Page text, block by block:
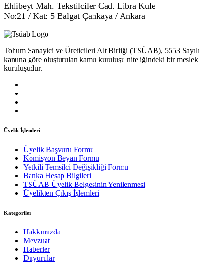
Ehlibeyt Mah. Tekstilciler Cad. Libra Kule
No:21 / Kat: 5 Balgat Çankaya / Ankara
Tohum Sanayici ve Üreticileri Alt Birliği (TSÜAB), 5553 Sayılı
kanuna göre oluşturulan kamu kuruluşu niteliğindeki bir meslek
kuruluşudur.
Üyelik İşlemleri
Üyelik Başvuru Formu
Komisyon Beyan Formu
Yetkili Temsilci Değişikliği Formu
Banka Hesap Bilgileri
TSÜAB Üyelik Belgesinin Yenilenmesi
Üyelikten Çıkış İşlemleri
Kategoriler
Hakkımızda
Mevzuat
Haberler
Duyurular